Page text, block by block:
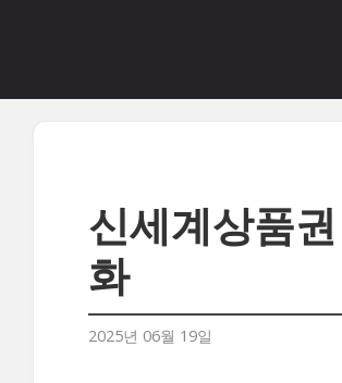
로
신세계상품
화
2025년 06월 19일